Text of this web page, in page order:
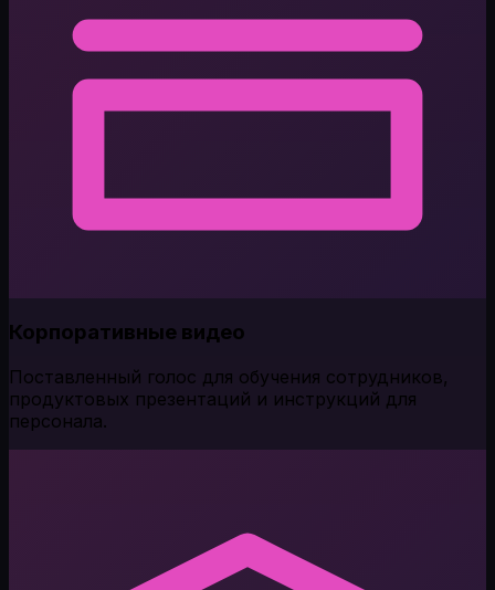
Корпоративные видео
Поставленный голос для обучения сотрудников,
продуктовых презентаций и инструкций для
персонала.